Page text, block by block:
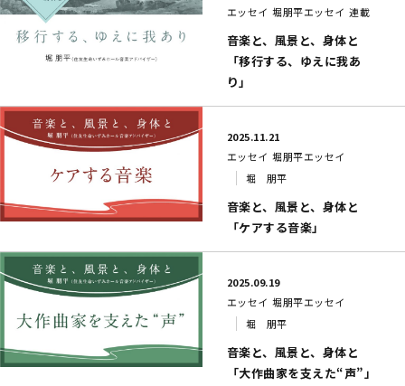
エッセイ 堀朋平エッセイ 連載
音楽と、風景と、身体と
「移行する、ゆえに我あ
り」
2025.11.21
エッセイ 堀朋平エッセイ
堀 朋平
音楽と、風景と、身体と
「ケアする音楽」
2025.09.19
エッセイ 堀朋平エッセイ
堀 朋平
音楽と、風景と、身体と
「大作曲家を支えた“声”」